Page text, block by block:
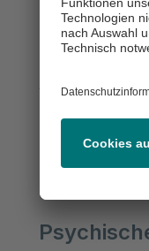
Parkinson-
Atem-
dass sich